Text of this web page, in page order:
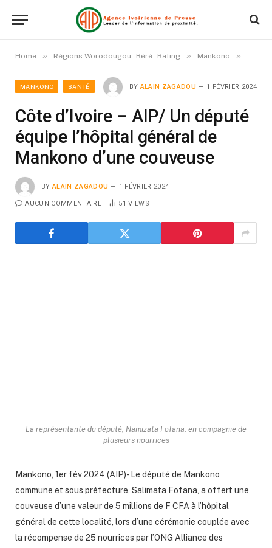
Home » Régions Worodougou - Béré - Bafing » Mankono »
MANKONO SANTÉ BY ALAIN ZAGADOU 1 FÉVRIER 2024
Côte d’Ivoire – AIP/ Un député
équipe l’hôpital général de
Mankono d’une couveuse
BY ALAIN ZAGADOU 1 FÉVRIER 2024
AUCUN COMMENTAIRE 51VIEWS
La représentante du député, Namizata Fofana, en compagnie de
plusieurs nourrices
Mankono, 1er fév 2024 (AIP)- Le député de Mankono
commune et sous préfecture, Salimata Fofana, a offert une
couveuse d’une valeur de 5 millions de F CFA à l’hôpital
général de cette localité, lors d’une cérémonie couplée avec
la récompense de 25 nourrices par l’ONG Alliance des